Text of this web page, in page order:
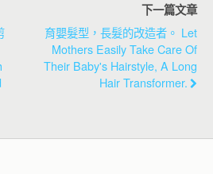
下一篇文章
育嬰髮型，長髮的改造者。 Let
Mothers Easily Take Care Of
Their Baby's Hairstyle, A Long
Hair Transformer.